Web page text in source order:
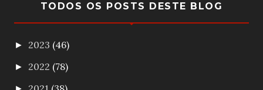
TODOS OS POSTS DESTE BLOG
► 2023 (46)
► 2022 (78)